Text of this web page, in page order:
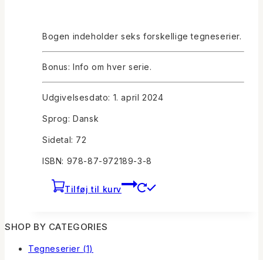
Bogen indeholder seks forskellige tegneserier.
Bonus: Info om hver serie.
Udgivelsesdato: 1. april 2024
Sprog: Dansk
Sidetal: 72
ISBN: 978-87-972189-3-8
Tilføj til kurv
SHOP BY CATEGORIES
Tegneserier (1)